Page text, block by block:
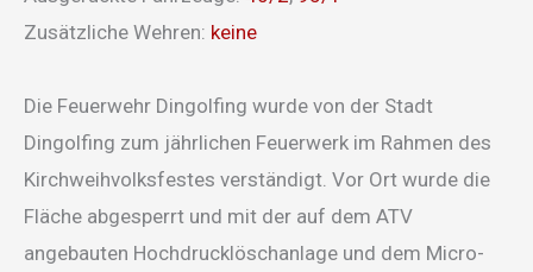
Zusätzliche Wehren: keine
Die Feuerwehr Dingolfing wurde von der Stadt
Dingolfing zum jährlichen Feuerwerk im Rahmen des
Kirchweihvolksfestes verständigt. Vor Ort wurde die
Fläche abgesperrt und mit der auf dem ATV
angebauten Hochdrucklöschanlage und dem Micro-